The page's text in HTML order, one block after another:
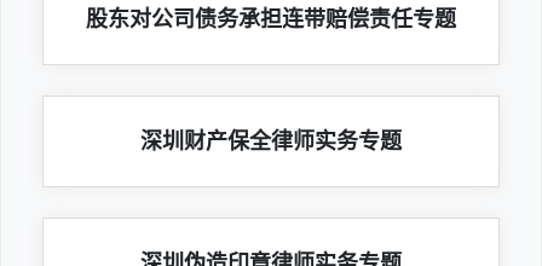
股东对公司债务承担连带赔偿责任专题
深圳财产保全律师实务专题